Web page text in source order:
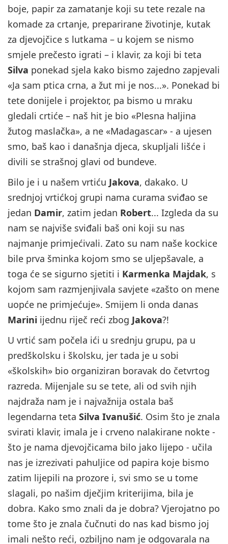
boje, papir za zamatanje koji su tete rezale na
komade za crtanje, preparirane životinje, kutak
za djevojčice s lutkama – u kojem se nismo
smjele prečesto igrati – i klavir, za koji bi teta
Silva ponekad sjela kako bismo zajedno zapjevali
«Ja sam ptica crna, a žut mi je nos...». Ponekad bi
tete donijele i projektor, pa bismo u mraku
gledali crtiće – naš hit je bio «Plesna haljina
žutog maslačka», a ne «Madagascar» - a ujesen
smo, baš kao i današnja djeca, skupljali lišće i
divili se strašnoj glavi od bundeve.
Bilo je i u našem vrtiću Jakova, dakako. U
srednjoj vrtićkoj grupi nama curama sviđao se
jedan Damir, zatim jedan Robert... Izgleda da su
nam se najviše sviđali baš oni koji su nas
najmanje primjećivali. Zato su nam naše kockice
bile prva šminka kojom smo se uljepšavale, a
toga će se sigurno sjetiti i Karmenka Majdak, s
kojom sam razmjenjivala savjete «zašto on mene
uopće ne primjećuje». Smijem li onda danas
Marini ijednu riječ reći zbog Jakova?!
U vrtić sam počela ići u srednju grupu, pa u
predškolsku i školsku, jer tada je u sobi
«školskih» bio organiziran boravak do četvrtog
razreda. Mijenjale su se tete, ali od svih njih
najdraža nam je i najvažnija ostala baš
legendarna teta Silva Ivanušić. Osim što je znala
svirati klavir, imala je i crveno nalakirane nokte -
što je nama djevojčicama bilo jako lijepo - učila
nas je izrezivati pahuljice od papira koje bismo
zatim lijepili na prozore i, svi smo se u tome
slagali, po našim dječjim kriterijima, bila je
dobra. Kako smo znali da je dobra? Vjerojatno po
tome što je znala čučnuti do nas kad bismo joj
imali nešto reći, ozbiljno nam je odgovarala na